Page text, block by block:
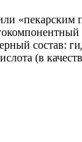
«пекарским
состав:
(в